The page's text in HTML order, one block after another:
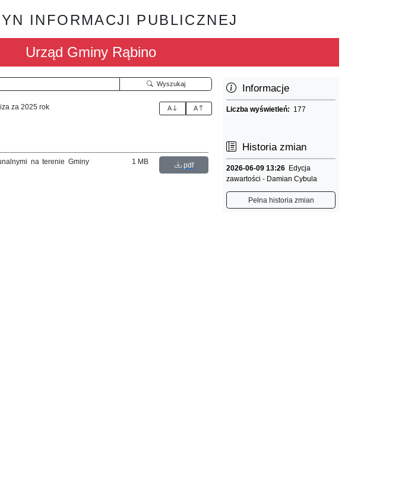
INFORMACJI PUBLICZNEJ
Urząd Gminy Rąbino
Wyszukaj
za 2025 rok A A
na terenie Gminy
1 MB pdf
Informacje
Liczba wyświetleń: 177
Historia zmian
2026-06-09 13:26 Edycja
zawartości - Damian Cybula
Pełna historia zmian